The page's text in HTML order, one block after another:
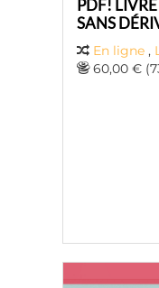
PDF!
SANS
En ligne ,
60,00 €